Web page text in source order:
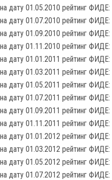
на дату 01.05.2010 рейтинг ФИДЕ:
на дату 01.07.2010 рейтинг ФИДЕ:
на дату 01.09.2010 рейтинг ФИДЕ:
на дату 01.11.2010 рейтинг ФИДЕ:
на дату 01.01.2011 рейтинг ФИДЕ:
на дату 01.03.2011 рейтинг ФИДЕ:
на дату 01.05.2011 рейтинг ФИДЕ:
на дату 01.07.2011 рейтинг ФИДЕ:
на дату 01.09.2011 рейтинг ФИДЕ:
на дату 01.11.2011 рейтинг ФИДЕ:
на дату 01.01.2012 рейтинг ФИДЕ:
на дату 01.03.2012 рейтинг ФИДЕ:
на дату 01.05.2012 рейтинг ФИДЕ:
на дату 01.07.2012 рейтинг ФИДЕ: